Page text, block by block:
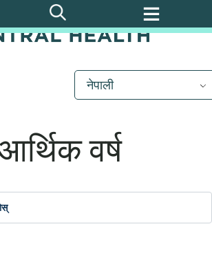
नेपाली
वर्ष